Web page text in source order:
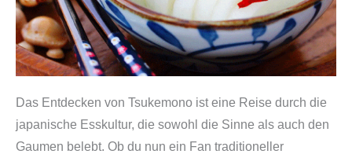
Das Entdecken von Tsukemono ist eine Reise durch die
japanische Esskultur, die sowohl die Sinne als auch den
Gaumen belebt. Ob du nun ein Fan traditioneller